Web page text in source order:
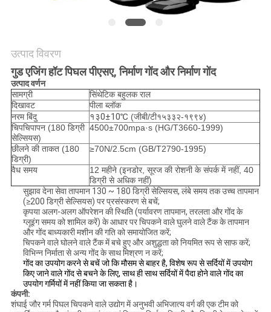
गोपनीयता
नीति
उत्पाद विवरण
गुड एजिंग हॉट पिघल पीएसए, निर्माण गोंद और निर्माण गोंद
उत्पाद वर्णन
सामग्री
सिंथेटिक बहुलक राल
दिखावट
पीला ब्लॉक
नरम बिंदु
१३0±10℃ (जीबी/टी१५३३२-१९९४)
चिपचिपापन (180 डिग्री
सेल्सियस)
4500±700mpa·s (HG/T3660-1999)
छीलने की ताकत (180
डिग्री)
≥70N/2.5cm (GB/T2790-1995)
वैध समय
12 महीने (इनडोर, सूरज की रोशनी के संपर्क में नहीं, 40
डिग्री से अधिक नहीं)
सुझाव देनासेवा तापमान 130 ~ 180 डिग्री सेल्सियस, लंबे समय तक उच्च तापमान
(≥200 डिग्री सेल्सियस) पर प्रसंस्करण से बचें;
कृपयाअलग-अलग ऑपरेशन की स्थिति (पर्यावरण तापमान, तरलता और गोंद के
ग्लूइंग समय को शामिल करें) के आधार पर चिपकने वाले घुलने वाले टैंक के तापमान
और गोंद बाध्यकारी मशीन की गति को समायोजित करें;
चिपकने वाले घोलने वाले टैंक में बचे हुए और अशुद्धता को नियमित रूप से साफ करें;
विभिन्न निर्माता से अन्य गोंद के साथ मिश्रण न करें;
गोंद का उपयोग करने से बचें जो कि मौसम से बाहर है, विशेष रूप से सर्दियों में उपयोग
किए जाने वाले गोंद से बचने के लिए, साथ ही साथ सर्दियों में पैदा होने वाले गोंद का
उपयोग गर्मियों में नहीं किया जा सकता है।
कंपनी:
शंघाई जौर गर्म पिघल चिपकने वाले उद्योग में अनुभवी अभिजात्य वर्ग की एक टीम को